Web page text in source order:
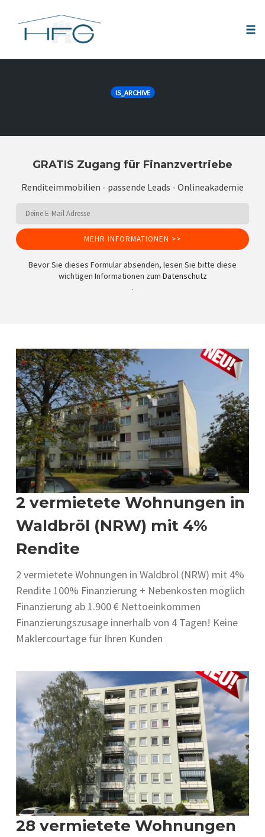
IS_ARCHIVE
GRATIS Zugang für Finanzvertriebe
Renditeimmobilien - passende Leads - Onlineakademie
MEHR INFORMATIONEN >>
Bevor Sie dieses Formular absenden, lesen Sie bitte diese
wichtigen Informationen zum Datenschutz
.
2 vermietete Wohnungen in
Waldbröl (NRW) mit 4%
Rendite
2 vermietete Wohnungen in Waldbröl (NRW) mit 4%
Rendite 100% Finanzierung + Nebenkosten möglich
Finanzierung ab 1.900 € Nettoeinkommen
Finanzierungszusage innerhalb von 4 Tagen! Keine
Maklercourtage für Ihren Kunden
28 vermietete Wohnungen